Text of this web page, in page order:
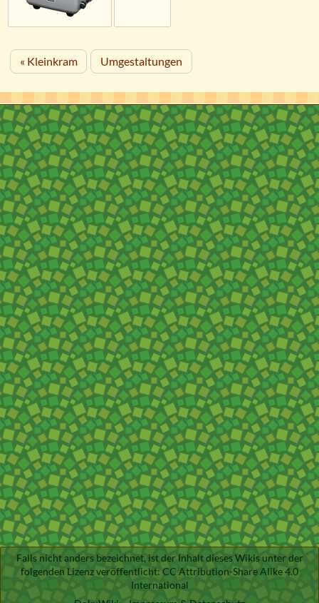
« Kleinkram Umgestaltungen
Falls nicht anders bezeichnet, ist der Inhalt dieses Wikis unter der
folgenden Lizenz veröffentlicht: CC Attribution-Share Alike 4.0
International